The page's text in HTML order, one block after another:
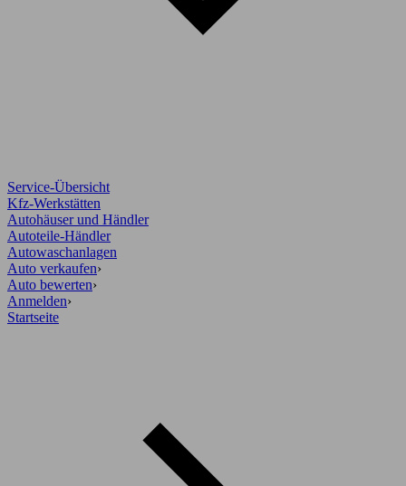
Service-Übersicht
Kfz-Werkstätten
Autohäuser und Händler
Autoteile-Händler
Autowaschanlagen
Auto verkaufen›
Auto bewerten›
Anmelden›
Startseite